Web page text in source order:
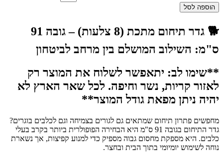
הוספה לסל
🐕 גדר תיחום מתכת (8 צלעות) – גובה 91
ס"מ: השילוב המושלם בין מרחב לביטחון
**שימו לב: יתאפשר לשלוח את המוצר רק
לאזור קריות, נשר וחיפה. לכל שאר הארץ לא
יהיה ניתן מפאת גודל המוצר**
מחפשים פתרון תיחום שמתאים גם לגורים בצמיחה וגם לכלבים בוגרים?
גדר התיחום בגובה 91 ס"מ היא הבחירה הפופולרית ביותר בקרב בעלי
כלבים. היא מספקת מחסום גבוה מספיק כדי למנוע קפיצות, אך נשארת
נוחה לשימוש יומיומי בתוך הבית ובחצר.